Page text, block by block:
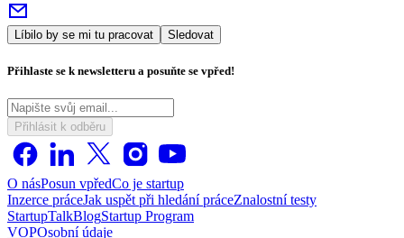
Líbilo by se mi tu pracovat Sledovat
Přihlaste se k newsletteru a posuňte se vpřed!
Přihlásit k odběru
O násPosun vpředCo je startup
Inzerce práceJak uspět při hledání práceZnalostní testy
StartupTalkBlogStartup Program
VOPOsobní údaje